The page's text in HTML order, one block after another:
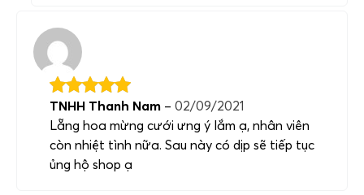
TNHH Thanh Nam – 02/09/2021
Lẵng hoa mừng cưới ưng ý lắm ạ, nhân viên
còn nhiệt tình nữa. Sau này có dịp sẽ tiếp tục
ủng hộ shop ạ